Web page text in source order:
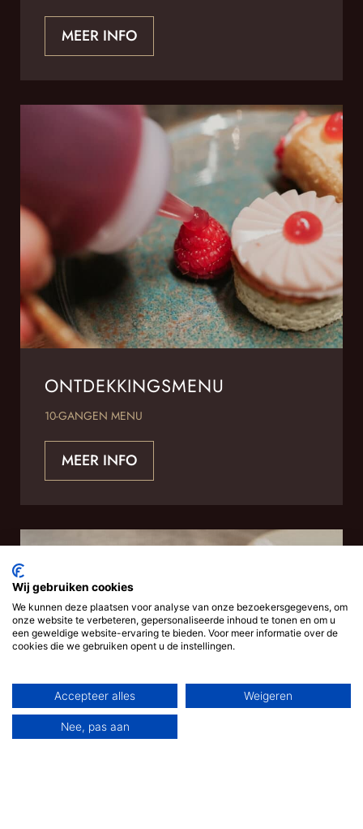
MEER INFO
ONTDEKKINGSMENU
10-GANGEN MENU
MEER INFO
Wij gebruiken cookies
We kunnen deze plaatsen voor analyse van onze bezoekersgegevens, om
onze website te verbeteren, gepersonaliseerde inhoud te tonen en om u
een geweldige website-ervaring te bieden. Voor meer informatie over de
cookies die we gebruiken opent u de instellingen.
Accepteer alles Weigeren
Nee, pas aan